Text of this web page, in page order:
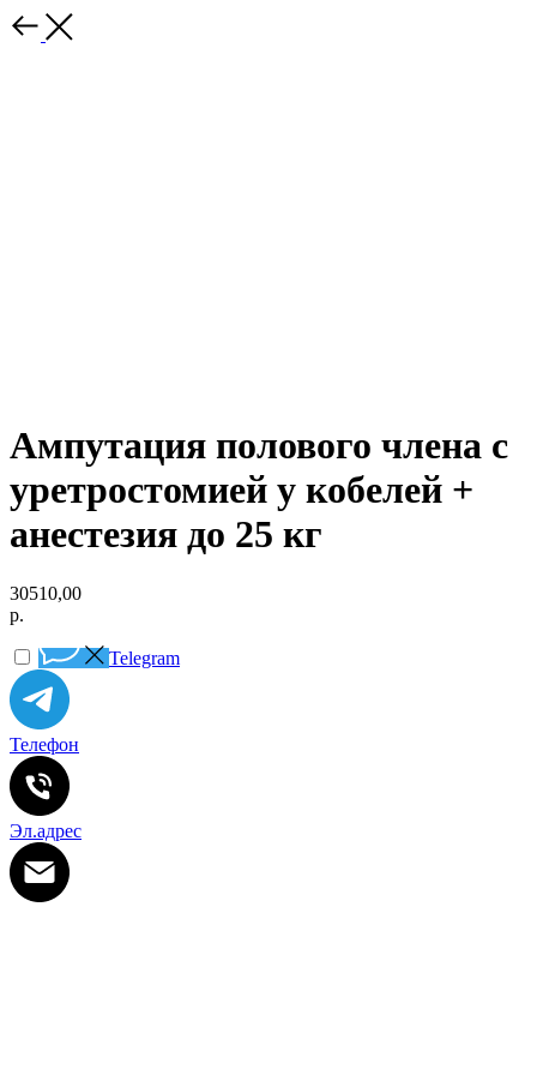
Ампутация полового члена с
уретростомией у кобелей +
анестезия до 25 кг
30510,00
р.
Telegram
Телефон
Эл.адрес